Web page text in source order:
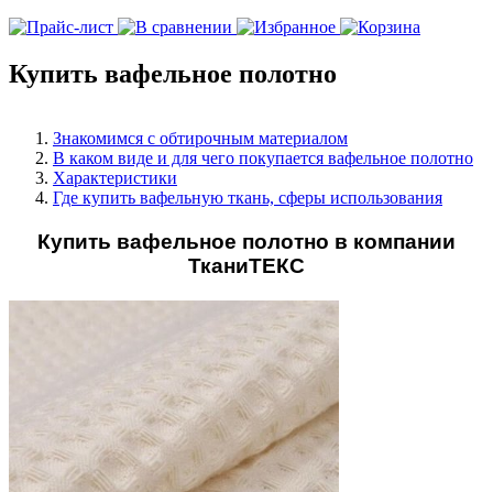
Купить вафельное полотно
Знакомимся с обтирочным материалом
В каком виде и для чего покупается вафельное полотно
Характеристики
Где купить вафельную ткань, сферы использования
Купить вафельное полотно в компании
ТканиТЕКС